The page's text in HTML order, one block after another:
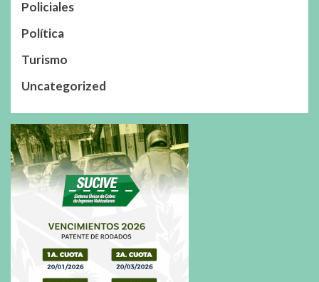
Policiales
Política
Turismo
Uncategorized